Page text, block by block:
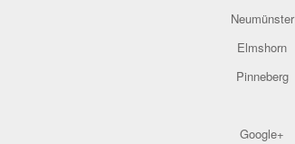
Neumünster
Elmshorn
Pinneberg
Google+